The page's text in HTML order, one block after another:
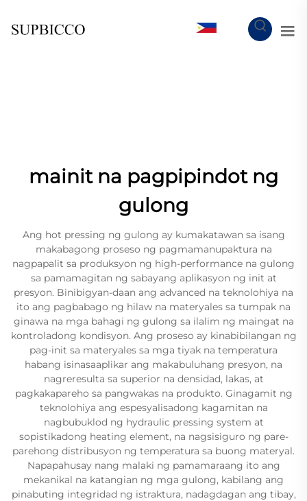
mainit na pagpipindot ng
gulong
Ang hot pressing ng gulong ay kumakatawan sa isang
makabagong proseso ng pagmamanupaktura na
nagpapalit sa produksyon ng high-performance na gulong
sa pamamagitan ng sabayang aplikasyon ng init at
presyon. Binibigyan-daan ang advanced na teknolohiya na
ito ang pagbabago ng hilaw na materyales sa tumpak na
ginawa na mga bahagi ng gulong sa ilalim ng maingat na
kontroladong kondisyon. Ang proseso ay kinabibilangan ng
pag-init sa materyales sa mga tiyak na temperatura
habang isinasaaplikar ang makabuluhang presyon, na
nagreresulta sa superior na densidad, lakas, at
pagkakapareho sa pangwakas na produkto. Ginagamit ng
teknolohiya ang espesyalisadong kagamitan na
nagbubuklod ng hydraulic pressing system at
sopistikadong heating element, na nagsisiguro ng pare-
parehong distribusyon ng temperatura sa buong materyal.
Napapahusay nang malaki ng pamamaraang ito ang
mekanikal na katangian ng mga gulong, kabilang ang
pinabuting integridad ng istraktura, nadagdagan ang tibay,